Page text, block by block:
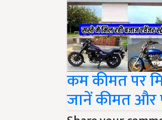
कम कीमत पर
जानें कीमत और
Share your